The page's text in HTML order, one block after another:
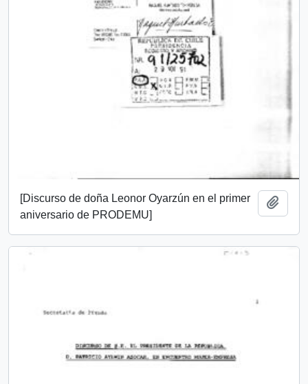
[Discurso de doña Leonor Oyarzún en el primer
aniversario de PRODEMU]